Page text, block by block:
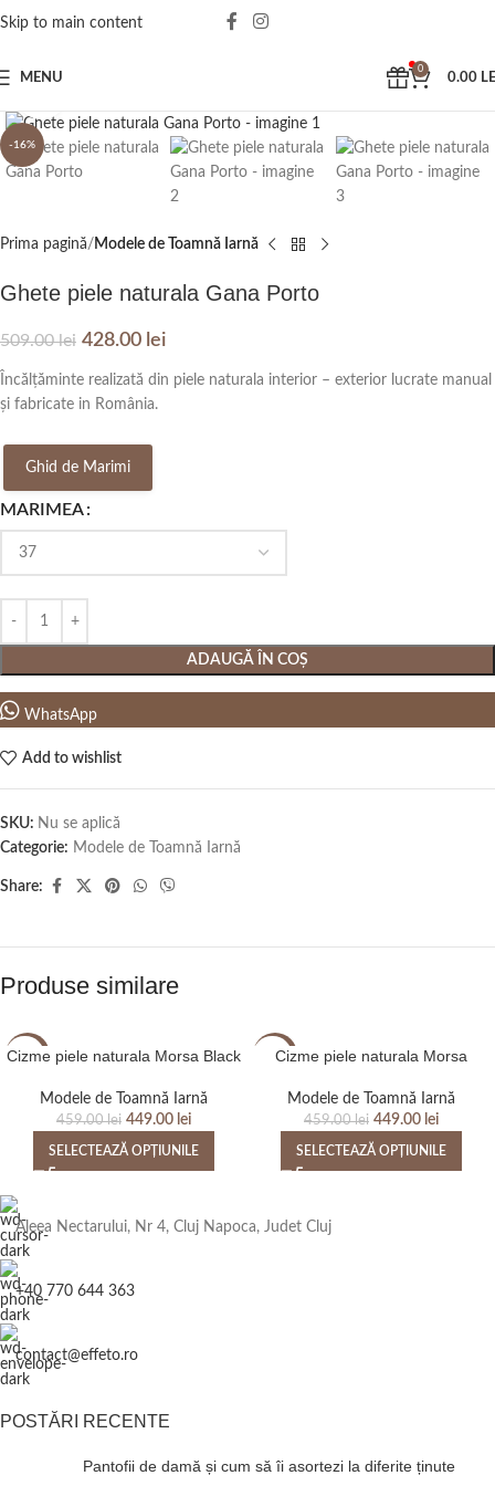
Skip to main content
MENU
0
0.00
-16%
Prima pagină Modele de Toamnă Iarnă
Ghete piele naturala Gana Porto
509.00lei 428.00 lei
Încălțăminte realizată din piele naturala interior – exterior lucrate manual
și fabricate in România.
Ghid de Marimi
MARIMEA
ADAUGĂ ÎN COȘ
WhatsApp
Add to wishlist
SKU: Nu se aplică
Categorie: Modele de Toamnă Iarnă
Share:
Produse similare
-2%
Cizme piele naturala Morsa Black
Modele de Toamnă Iarnă
459.00lei 449.00 lei
SELECTEAZĂ OPȚIUNILE
-2%
Cizme piele naturala Morsa
Modele de Toamnă Iarnă
459.00lei 449.00 lei
SELECTEAZĂ OPȚIUNILE
Aleea Nectarului, Nr 4, Cluj Napoca, Judet Cluj
+40 770 644 363
contact@effeto.ro
POSTĂRI RECENTE
Pantofii de damă și cum să îi asortezi la diferite ținute